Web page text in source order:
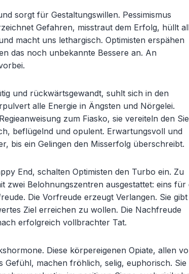
sorgt für Gestaltungswillen. Pessimismus
Gefahren, misstraut dem Erfolg, hüllt
macht uns lethargisch. Optimisten erspähen
das noch unbekannte Bessere an. An
und rückwärtsgewandt, suhlt sich in den
alle Energie in Ängsten und Nörgelei.
zum Fiasko, sie vereiteln den
beflügelnd und opulent. Erwartungsvoll und
bis ein Gelingen den Misserfolg überschreibt.
End, schalten Optimisten den Turbo ein. Zu
zwei Belohnungszentren ausgestattet: eins für
Die Vorfreude erzeugt Verlangen. Sie gibt
Ziel erreichen zu wollen. Die Nachfreude
erfolgreich vollbrachter Tat.
Diese körpereigenen Opiate, allen
Gefühl, machen fröhlich, selig, euphorisch. Sie